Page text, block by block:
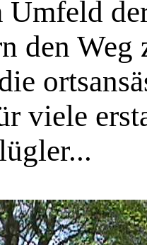
Umfeld
den
viele